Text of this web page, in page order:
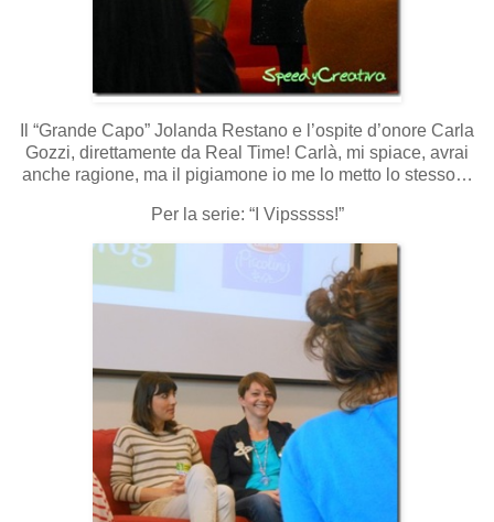
Il “Grande Capo” Jolanda Restano e l’ospite d’onore Carla
Gozzi, direttamente da Real Time! Carlà, mi spiace, avrai
anche ragione, ma il pigiamone io me lo metto lo stesso…
Per la serie: “I Vipsssss!”